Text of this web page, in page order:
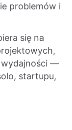
problemów i
się na
wydajności —
startupu,